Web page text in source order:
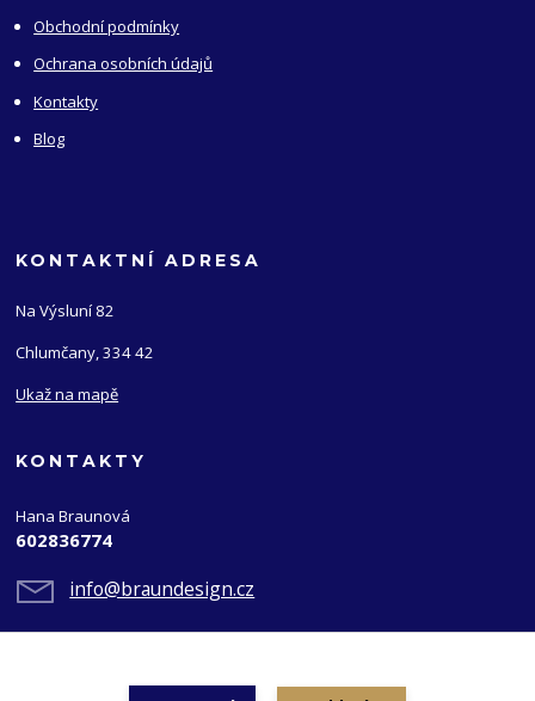
Obchodní podmínky
Ochrana osobních údajů
Kontakty
Blog
KONTAKTNÍ ADRESA
Na Výsluní 82
Chlumčany, 334 42
Ukaž na mapě
KONTAKTY
Hana Braunová
602836774
info@braundesign.cz